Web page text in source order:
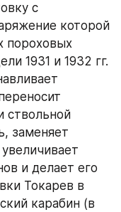
с
которой
пороховых
1931 и 1932 гг.
ствольной
заменяет
и делает его
Токарев в
карабин (в